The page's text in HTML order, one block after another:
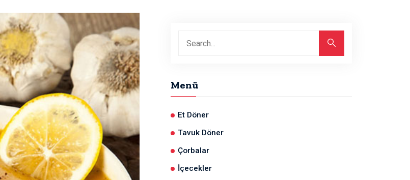
Menü
Et Döner
Tavuk Döner
Çorbalar
İçecekler